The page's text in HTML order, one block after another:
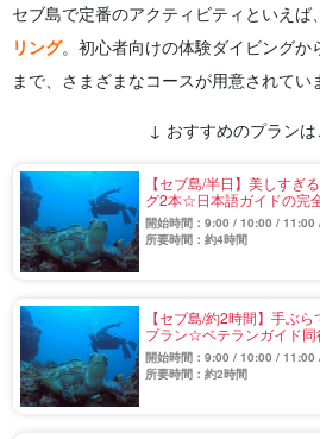
セブ島で定番のアクティビティといえば、
リング。初心者向けの体験ダイビング
まで、さまざまなコースが用意されてい
↓ おすすめのプラン
【セブ島/半日】美しすぎ
グ2本☆日本語ガイドの完
◎《送迎付・写真》（No.2
開始時間：9:00 / 10:00 /
所要時間：約4時間
【セブ島/約2時間】手ぶ
プラン☆ベテランガイド
真・動画無料＆送迎付き
開始時間：9:00 / 10:00 /
所要時間：約2時間